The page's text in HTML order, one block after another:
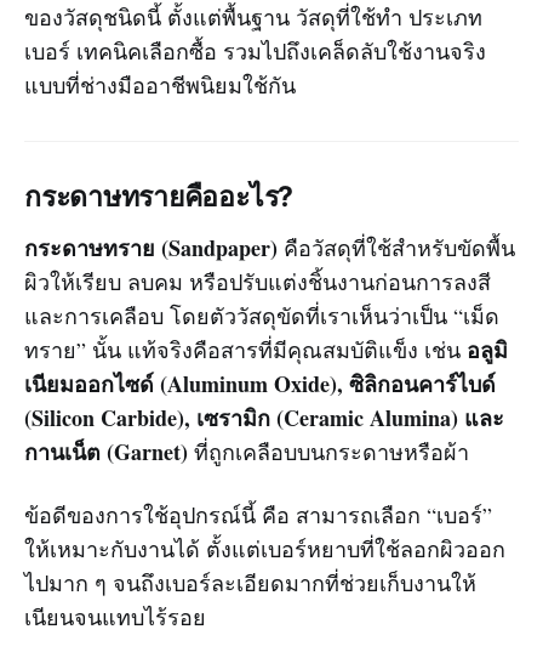
ของวัสดุชนิดนี้ ตั้งแต่พื้นฐาน วัสดุที่ใช้ทำ ประเภท
เบอร์ เทคนิคเลือกซื้อ รวมไปถึงเคล็ดลับใช้งานจริง
แบบที่ช่างมืออาชีพนิยมใช้กัน
กระดาษทรายคืออะไร?
กระดาษทราย (Sandpaper) คือวัสดุที่ใช้สำหรับขัดพื้น
ผิวให้เรียบ ลบคม หรือปรับแต่งชิ้นงานก่อนการลงสี
และการเคลือบ โดยตัววัสดุขัดที่เราเห็นว่าเป็น “เม็ด
ทราย” นั้น แท้จริงคือสารที่มีคุณสมบัติแข็ง เช่น อลูมิ
เนียมออกไซด์ (Aluminum Oxide), ซิลิกอนคาร์ไบด์
(Silicon Carbide), เซรามิก (Ceramic Alumina) และ
กานเน็ต (Garnet) ที่ถูกเคลือบบนกระดาษหรือผ้า
ข้อดีของการใช้อุปกรณ์นี้ คือ สามารถเลือก “เบอร์”
ให้เหมาะกับงานได้ ตั้งแต่เบอร์หยาบที่ใช้ลอกผิวออก
ไปมาก ๆ จนถึงเบอร์ละเอียดมากที่ช่วยเก็บงานให้
เนียนจนแทบไร้รอย